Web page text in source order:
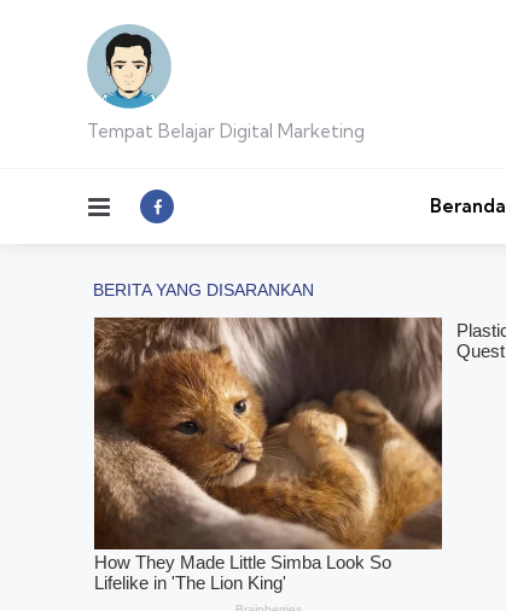
Tempat Belajar Digital Marketing
Menu Beranda